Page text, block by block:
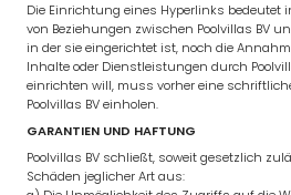
Die Einrichtung eines Hyperlinks bedeutet
von Beziehungen zwischen Poolvillas BV
in der sie eingerichtet ist, noch die
Inhalte oder Dienstleistungen durch
einrichten will, muss vorher eine
Poolvillas BV einholen.
GARANTIEN UND HAFTUNG
Poolvillas BV schließt, soweit gesetzlich
Schäden jeglicher Art aus: